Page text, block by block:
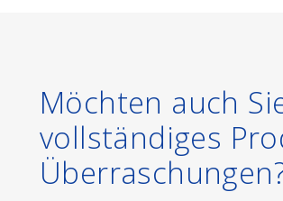
Möchten auch
vollständiges